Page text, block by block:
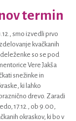
termin
smo izvedli prvo
kvačkanih
so se pod
Vere Jakša
snežinke in
ki lahko
drevo. Zaradi
17.12., ob 9.00,
okraskov, ki bo v